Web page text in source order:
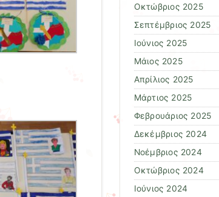
Οκτώβριος 2025
Σεπτέμβριος 2025
Ιούνιος 2025
Μάιος 2025
Απρίλιος 2025
Μάρτιος 2025
Φεβρουάριος 2025
Δεκέμβριος 2024
Νοέμβριος 2024
Οκτώβριος 2024
Ιούνιος 2024